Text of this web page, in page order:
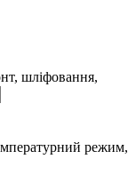
шліфовання,
режим,